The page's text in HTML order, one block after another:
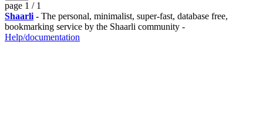
page 1 / 1
Shaarli - The personal, minimalist, super-fast, database free,
bookmarking service by the Shaarli community -
Help/documentation